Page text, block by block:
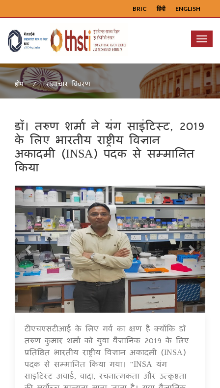
ENGLISH
हिंदी
BRIC
Menu
होम समाचार विवरण
डॉ। तरुण शर्मा ने यंग साइंटिस्ट, 2019
के लिए भारतीय राष्ट्रीय विज्ञान
अकादमी (INSA) पदक से सम्मानित
किया
Previous Next
16 Jul 2020
टीएचएसटीआई के लिए गर्व का क्षण है क्योंकि डॉ
तरुण कुमार शर्मा को युवा वैज्ञानिक 2019 के लिए
प्रतिष्ठित भारतीय राष्ट्रीय विज्ञान अकादमी (INSA)
पदक से सम्मानित किया गया। "INSA यंग
साइंटिस्ट अवार्ड, वादा, रचनात्मकता और उत्कृष्टता